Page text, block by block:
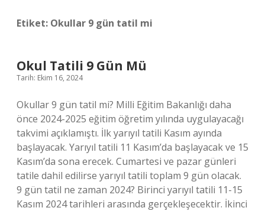
Etiket: Okullar 9 gün tatil mi
Okul Tatili 9 Gün Mü
Tarih: Ekim 16, 2024
Okullar 9 gün tatil mi? Milli Eğitim Bakanlığı daha
önce 2024-2025 eğitim öğretim yılında uygulayacağı
takvimi açıklamıştı. İlk yarıyıl tatili Kasım ayında
başlayacak. Yarıyıl tatili 11 Kasım’da başlayacak ve 15
Kasım’da sona erecek. Cumartesi ve pazar günleri
tatile dahil edilirse yarıyıl tatili toplam 9 gün olacak.
9 gün tatil ne zaman 2024? Birinci yarıyıl tatili 11-15
Kasım 2024 tarihleri ​​arasında gerçekleşecektir. İkinci